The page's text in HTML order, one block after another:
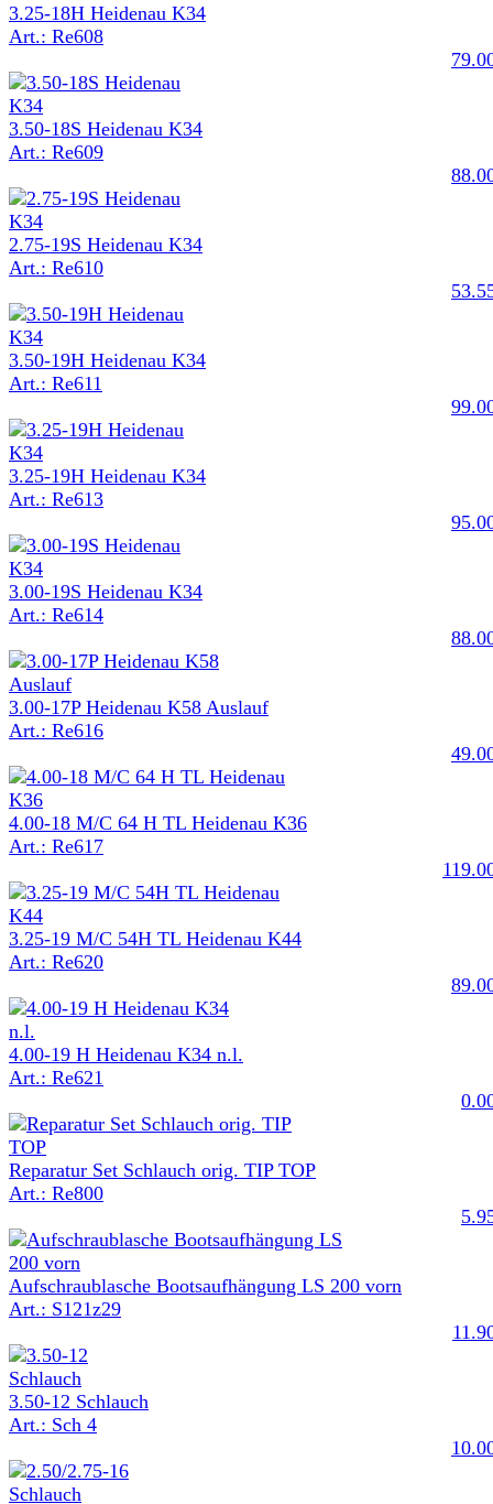
3.25-18H Heidenau K34
Art.: Re608
3.50-18S Heidenau K34
Art.: Re609
2.75-19S Heidenau K34
Art.: Re610
3.50-19H Heidenau K34
Art.: Re611
3.25-19H Heidenau K34
Art.: Re613
3.00-19S Heidenau K34
Art.: Re614
3.00-17P Heidenau K58 Auslauf
Art.: Re616
4.00-18 M/C 64 H TL Heidenau K36
Art.: Re617
3.25-19 M/C 54H TL Heidenau K44
Art.: Re620
4.00-19 H Heidenau K34 n.l.
Art.: Re621
Reparatur Set Schlauch orig. TIP TOP
Art.: Re800
Aufschraublasche Bootsaufhängung LS 200 vorn
Art.: S121z29
3.50-12 Schlauch
Art.: Sch 4